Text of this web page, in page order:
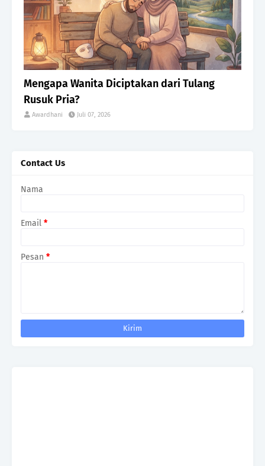
Mengapa Wanita Diciptakan dari Tulang
Rusuk Pria?
Awardhani Juli 07, 2026
Contact Us
Nama
Email *
Pesan *